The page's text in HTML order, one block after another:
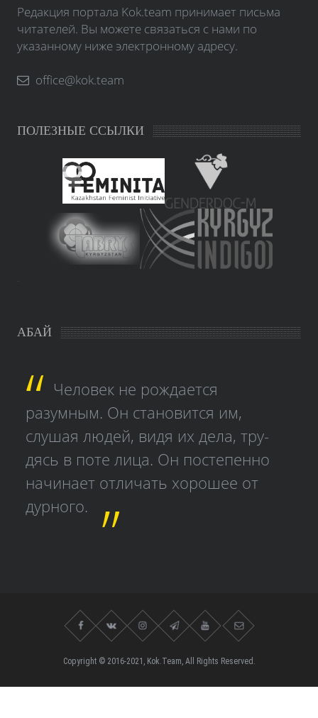
Редакция портала Kok.team принимает письма
читателей. Вы можете связаться с нами по
указанному ниже электронному адресу.
office@kok.team
ПОЛЕЗНЫЕ ССЫЛКИ
АБАЙ
Человек не рождается
разумным. Он становится им,
слушая людей, видя их дела, тру­
дясь в поте лица. Он постепенно
начинает отличать хорошее от
дурного.
Copyright © 2016-2021, Kok.Team, All Rights Reserved.